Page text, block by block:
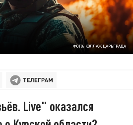
ФОТО: КОЛЛАЖ ЦАРЬГРАДА
Live" оказался